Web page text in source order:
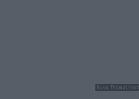
Kuva: Thibaut/